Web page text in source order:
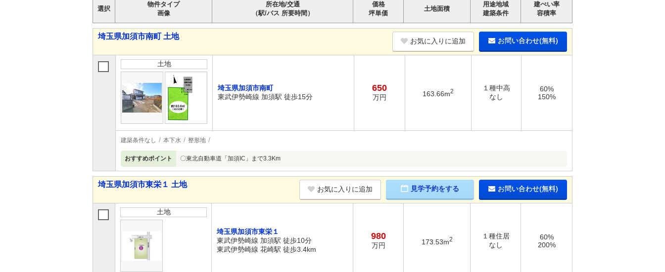
選択
物件タイプ
画像
所在地/交通
（駅/バス 所要時間）
価格
坪単価
土地面積
用途地域
建築条件
建ぺい率
容積率
埼玉県加須市南町 土地
お気に入りに追加 お問い合わせ(無料)
土地
埼玉県加須市南町
東武伊勢崎線 加須駅 徒歩15分
650
万円 163.66m2
１種中高
なし
60%
150%
建築条件なし 本下水 整形地
おすすめポイント 〇東北自動車道「加須IC」まで3.3Km
埼玉県加須市東栄１ 土地
お気に入りに追加 見学予約をする お問い合わせ(無料)
土地
埼玉県加須市東栄１
東武伊勢崎線 加須駅 徒歩10分
東武伊勢崎線 花崎駅 徒歩3.4km
980
万円 173.53m2
１種住居
なし
60%
200%